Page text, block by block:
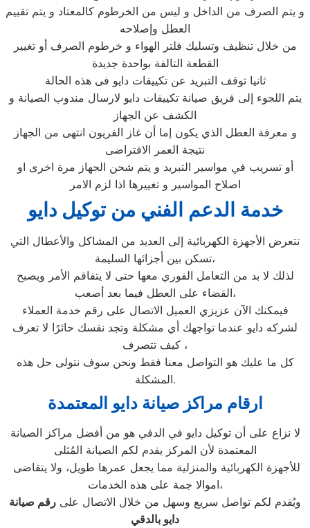
و يتم الصرف من الداخل و ليس من الخرطوم كالمعتاد و يتم تقييم
العطل وإصلاحه
من خلال تنظيف وتسليك فلتر الهواء و خرطوم الصرف أو تغيير
القطعة التالفة بواحدة جديدة
ثانيا توقف التبريد عن تكييفات دايو فى هذه الحالة
يتم اللجوء إلى فريق صيانة تكييفات دايو لارسال مندوب الصيانة و
الكشف عن الجهاز
و معرفة العطل الذي يكون إما أن غاز الفريون انتهى من الجهاز
نتيجة العمر الافتراضى
أو تسريب في مواسير التبريد و يتم شحن الجهاز مرة اخرى او
اصلاح المواسير و تغييرها اذا لزم الامر
خدمة الدعم الفني من توكيل دايو
تتعرض الأجهزة الكهربائية إلى العديد من المشاكل والأعطال التي
تسكن بين أجزائها السليمة،
لذلك لا بد من التعامل الفوري معها حتى لا يتفاقم الأمر ويصبح
القضاء على العطل فيما بعد أصعب،
فيمكنك الآن عزيزي العميل الاتصال على رقم خدمة العملاء
لشركه دايو عندما تواجهك أي مشكلة وتجد نفسك حائرًا لا تعرف
كيف تتصرف ،
كل ما عليك هو التواصل معنا فقط ونحن سوف نتولى حل هذه
المشكلة.
ارقام مراكز صيانة دايو المعتمدة
لا نزاع على أن توكيل دايو في الدقي هو من أفضل مراكز الصيانة
المعتمدة لأن المركز يقدم لكم الصيانة المُثلى
اموالا جمة على هذه الخدمات،
ويُقدم لكم تواصل سريع وسهل من خلال الاتصال على رقم صيانة
دايو بالدقي